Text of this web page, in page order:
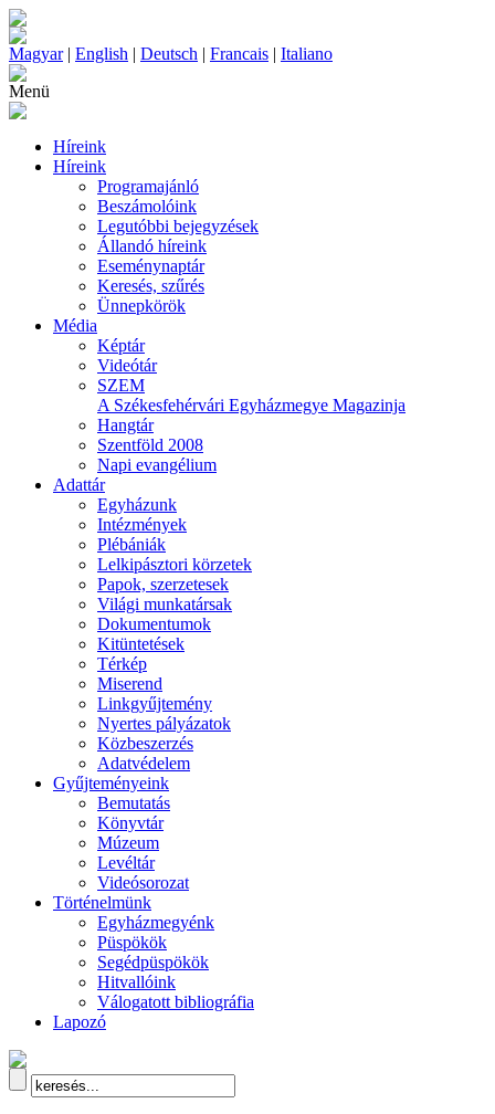
Magyar| English | Deutsch | Francais | Italiano
Menü
Híreink
Híreink
Programajánló
Beszámolóink
Legutóbbi bejegyzések
Állandó híreink
Eseménynaptár
Keresés, szűrés
Ünnepkörök
Média
Képtár
Videótár
SZEM
A Székesfehérvári Egyházmegye Magazinja
Hangtár
Szentföld 2008
Napi evangélium
Adattár
Egyházunk
Intézmények
Plébániák
Lelkipásztori körzetek
Papok, szerzetesek
Világi munkatársak
Dokumentumok
Kitüntetések
Térkép
Miserend
Linkgyűjtemény
Nyertes pályázatok
Közbeszerzés
Adatvédelem
Gyűjteményeink
Bemutatás
Könyvtár
Múzeum
Levéltár
Videósorozat
Történelmünk
Egyházmegyénk
Püspökök
Segédpüspökök
Hitvallóink
Válogatott bibliográfia
Lapozó